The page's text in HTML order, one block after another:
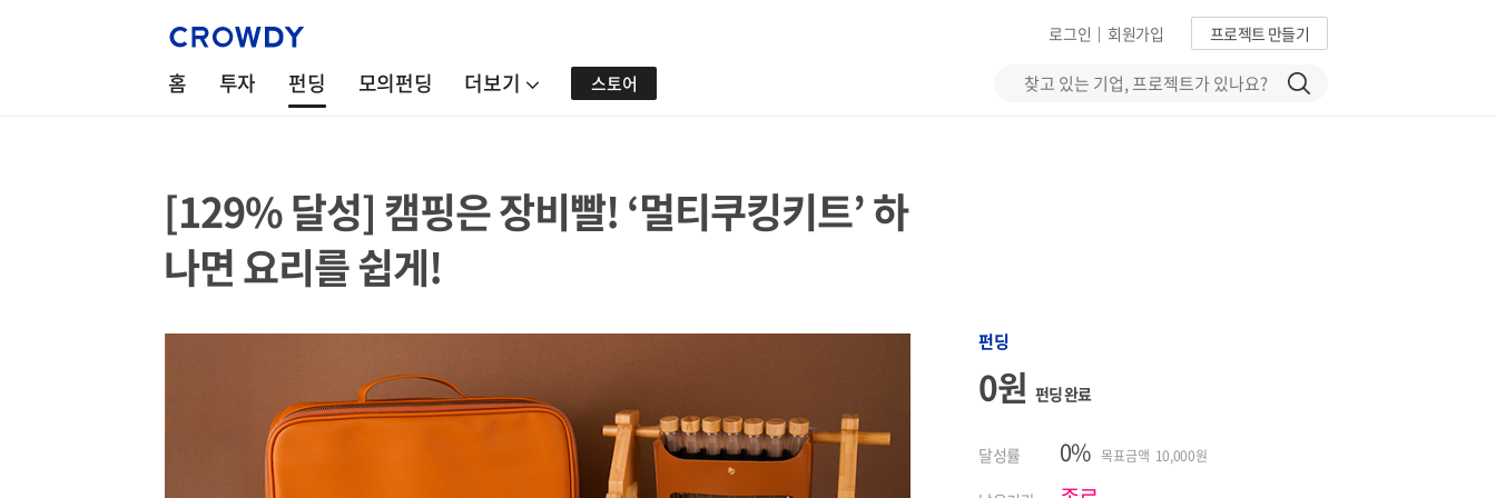
프로젝트 만들기
회원가입
|
로그인
홈 투자 펀딩 모의펀딩 더보기 스토어
[129% 달성] 캠핑은 장비빨! ‘멀티쿠킹키트’ 하
나면 요리를 쉽게!
펀딩
0원 펀딩 완료
달성률 0% 목표금액 10,000원